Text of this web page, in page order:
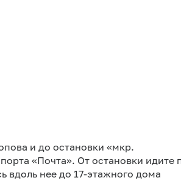
и до остановки «мкр.
«Почта». От остановки идите
вдоль нее до 17-этажного дома